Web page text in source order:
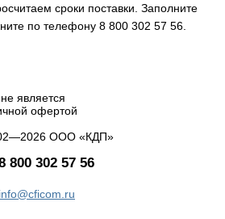
сроки поставки. Заполните
по телефону 8 800 302 57 56.
является
офертой
ООО «КДП»
800 302 57 56
info@cficom.ru